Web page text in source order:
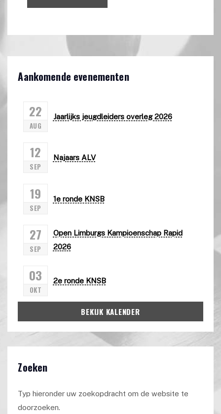
Aankomende evenementen
22
AUG
Jaarlijks jeugdleiders overleg 2026
12
SEP
Najaars ALV
19
SEP
1e ronde KNSB
27
SEP
Open Limburgs Kampioenschap Rapid
2026
03
OKT
2e ronde KNSB
BEKIJK KALENDER
Zoeken
Typ hieronder uw zoekopdracht om de website te
doorzoeken.